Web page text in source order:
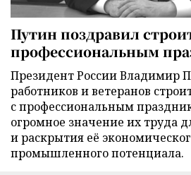
Путин поздравил
профессиональным
Президент России Владимир
работников и ветеранов
с профессиональным
огромное значение их труда
и раскрытия её
промышленного потенциала.